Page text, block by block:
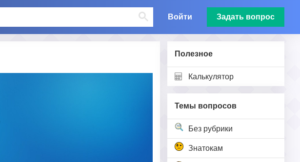
Войти Задать вопрос
Полезное
Калькулятор
Темы вопросов
Без рубрики
Знатокам